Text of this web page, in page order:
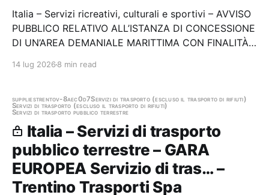
Italia – Servizi ricreativi, culturali e sportivi – AVVISO
PUBBLICO RELATIVO ALL’ISTANZA DI CONCESSIONE
DI UN’AREA DEMANIALE MARITTIMA CON FINALITÀ
appaltante: Comune di Venezia
14 lug 2026 8 min read
suppliestrentov-8aec0d7Servizi di trasporto (escluso il trasporto di rifiuti)
Servizi di trasporto (escluso il trasporto di rifiuti)
Servizi di trasporto pubblico terrestre
Italia – Servizi di trasporto
pubblico terrestre – GARA
EUROPEA Servizio di tras… –
Trentino Trasporti Spa